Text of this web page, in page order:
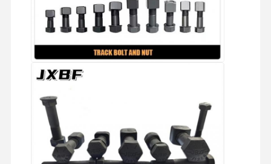
РЕЖЕВНЫЙ БОЛТ
Плохого болта
Сегмент "Болт"
рельсовый болт
Бутылочный болт
Сверток для зубов
Застежка для зубного блока